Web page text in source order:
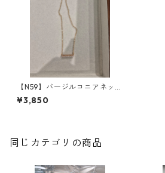
【N59】バージルコニアネック
レス
¥3,850
同じカテゴリの商品